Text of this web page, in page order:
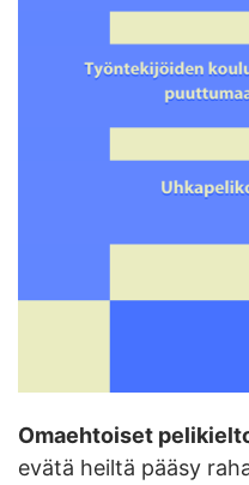
Omaehtoiset
evätä heiltä pääsy